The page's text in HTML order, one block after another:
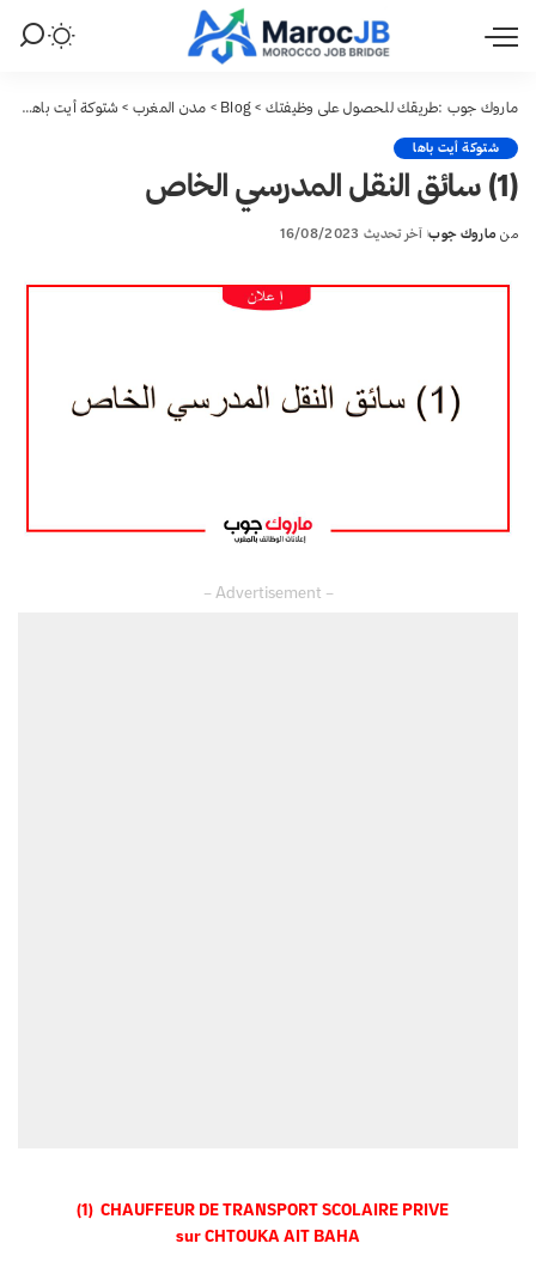
ماروك جوب :طريقك للحصول على وظيفتك >
Blog
> مدن المغرب > شتوكة أيت باها >
شتوكة أيت باها
(1) سائق النقل المدرسي الخاص
Posted
من ماروك جوب آخر تحديث 16/08/2023
– Advertisement –
(1) CHAUFFEUR DE TRANSPORT SCOLAIRE PRIVE
sur CHTOUKA AIT BAHA